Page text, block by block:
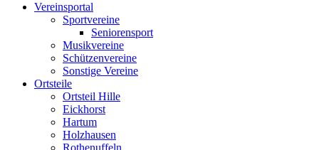
Vereinsportal
Sportvereine
Seniorensport
Musikvereine
Schützenvereine
Sonstige Vereine
Ortsteile
Ortsteil Hille
Eickhorst
Hartum
Holzhausen